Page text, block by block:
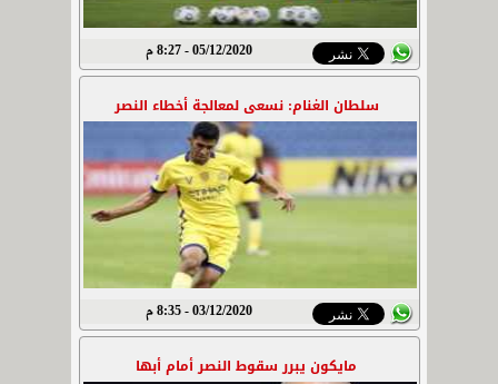
05/12/2020 - 8:27 م
سلطان الغنام: نسعى لمعالجة أخطاء النصر
03/12/2020 - 8:35 م
مايكون يبرر سقوط النصر أمام أبها